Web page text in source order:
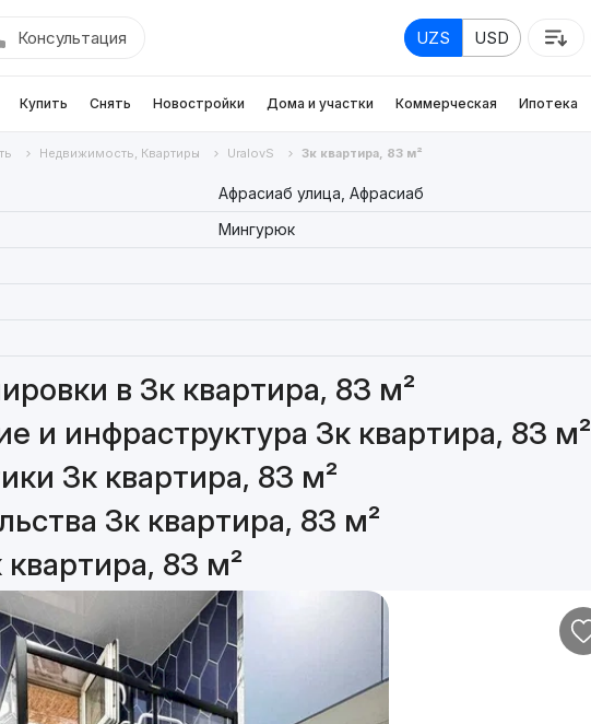
Консультация UZS USD
Купить Снять Новостройки Дома и участки Коммерческая Ипотека
Недвижимость, Квартиры UralovS 3к квартира, 83 м²
Афрасиаб улица, Афрасиаб
Мингурюк
в 3к квартира, 83 м²
и инфраструктура 3к квартира, 83 м²
3к квартира, 83 м²
3к квартира, 83 м²
83 м²